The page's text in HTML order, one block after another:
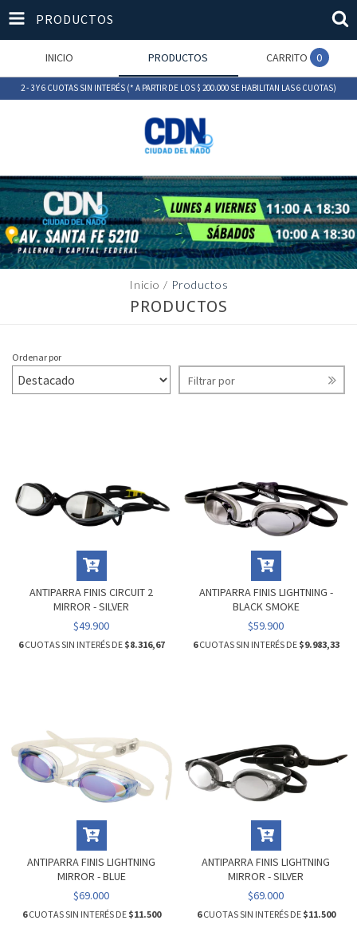
PRODUCTOS
INICIO PRODUCTOS CARRITO 0
2 - 3 Y 6 CUOTAS SIN INTERÉS (* A PARTIR DE LOS $ 200.000 SE HABILITAN LAS 6 CUOTAS)
Inicio / Productos
PRODUCTOS
Ordenar por
Filtrar por
ANTIPARRA FINIS CIRCUIT 2
MIRROR - SILVER
$49.900
6CUOTAS SIN INTERÉS DE $8.316,67
ANTIPARRA FINIS LIGHTNING -
BLACK SMOKE
$59.900
6CUOTAS SIN INTERÉS DE $9.983,33
ANTIPARRA FINIS LIGHTNING
MIRROR - BLUE
$69.000
6CUOTAS SIN INTERÉS DE $11.500
ANTIPARRA FINIS LIGHTNING
MIRROR - SILVER
$69.000
6CUOTAS SIN INTERÉS DE $11.500